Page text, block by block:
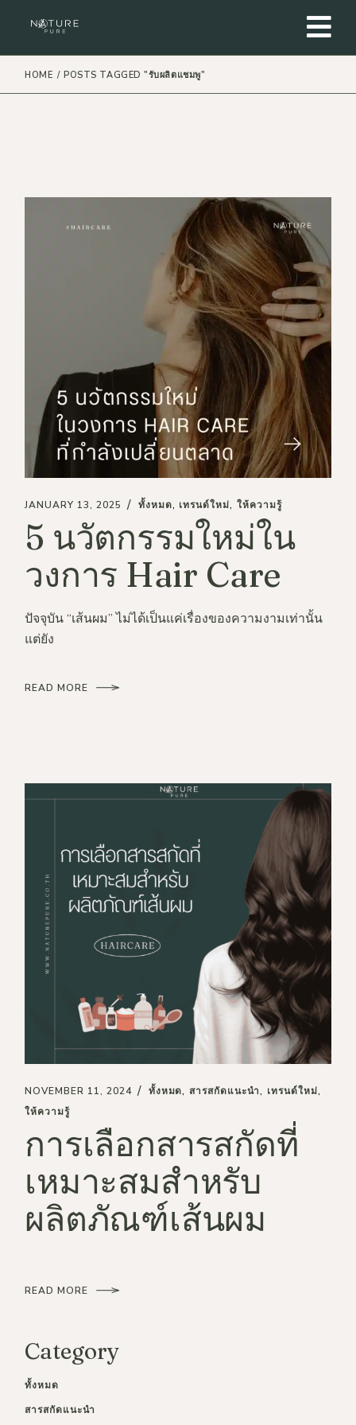
HOME POSTS TAGGED "รับผลิตแชมพู"
JANUARY 13, 2025 ทั้งหมด เทรนด์ใหม่ ให้ความรู้
5 นวัตกรรมใหม่ใน
วงการ Hair Care
ปัจจุบัน “เส้นผม” ไม่ได้เป็นแค่เรื่องของความงามเท่านั้น
แต่ยัง
READ MORE
NOVEMBER 11, 2024 ทั้งหมด สารสกัดแนะนำ
เทรนด์ใหม่
ให้ความรู้
การเลือกสารสกัดที่
เหมาะสมสำหรับ
ผลิตภัณฑ์เส้นผม
READ MORE
Category
ทั้งหมด
สารสกัดแนะนำ